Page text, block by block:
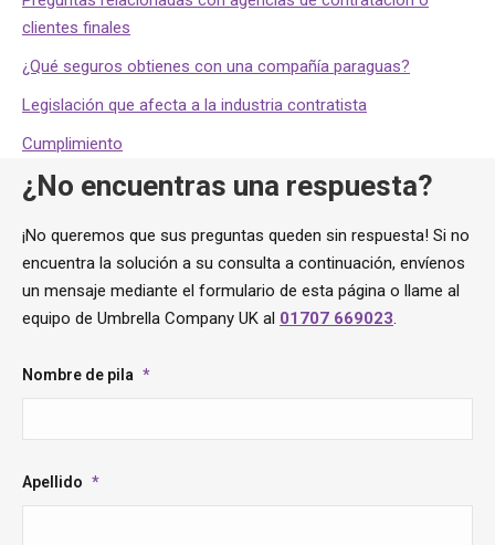
clientes finales
¿Qué seguros obtienes con una compañía paraguas?
Legislación que afecta a la industria contratista
Cumplimiento
¿No encuentras una respuesta?
¡No queremos que sus preguntas queden sin respuesta! Si no
encuentra la solución a su consulta a continuación, envíenos
un mensaje mediante el formulario de esta página o llame al
equipo de Umbrella Company UK al 01707 669023
Nombre de pila *
Apellido *